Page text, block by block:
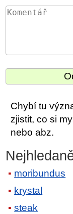
Chybí tu
zjistit, co si
nebo abz.
moribundus
krystal
steak